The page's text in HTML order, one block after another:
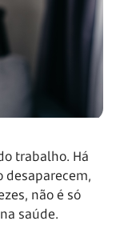
trabalho. Há
desaparecem,
não é só
saúde.